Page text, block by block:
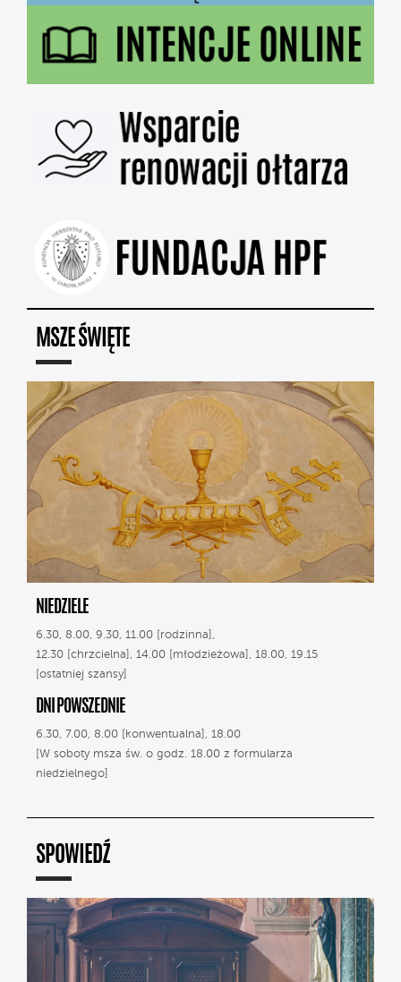
MSZE ŚWIĘTE
NIEDZIELE
6.30, 8.00, 9.30, 11.00 [rodzinna],
12.30 [chrzcielna], 14.00 [młodzieżowa], 18.00, 19.15
[ostatniej szansy]
DNI POWSZEDNIE
6.30, 7.00, 8.00 [konwentualna], 18.00
[W soboty msza św. o godz. 18.00 z formularza
niedzielnego]
SPOWIEDŹ